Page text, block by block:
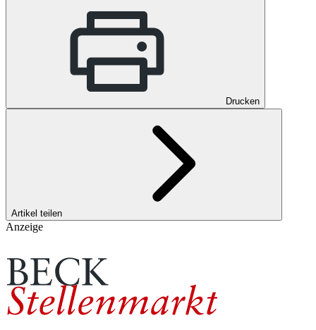
Drucken
Artikel teilen
Anzeige